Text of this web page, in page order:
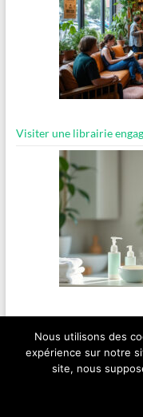
Visiter une librairie
Routine bien-être
Nous utilisons des
expérience sur notre
site, nous